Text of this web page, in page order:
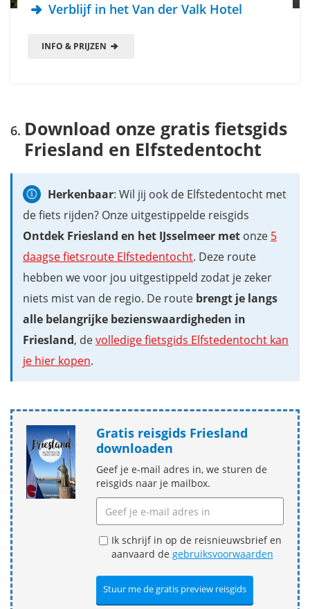
Verblijf in het Van der Valk Hotel
INFO & PRIJZEN
Download onze gratis fietsgids
Friesland en Elfstedentocht
Herkenbaar: Wil jij ook de Elfstedentocht met
de fiets rijden? Onze uitgestippelde reisgids
Ontdek Friesland en het IJsselmeer met onze 5
daagse fietsroute Elfstedentocht. Deze route
hebben we voor jou uitgestippeld zodat je zeker
niets mist van de regio. De route brengt je langs
alle belangrijke bezienswaardigheden in
Friesland, devolledige fietsgids Elfstedentocht kan
je hier kopen.
Gratis reisgids Friesland
downloaden
Geef je e-mail adres in, we sturen de
reisgids naar je mailbox.
Ik schrijf in op de reisnieuwsbrief en
aanvaard de gebruiksvoorwaarden